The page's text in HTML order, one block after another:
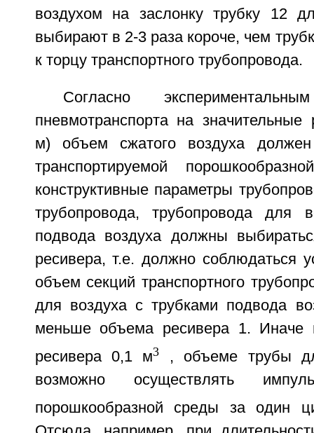
воздухом на заслонку трубку 12
выбирают в 2-3 раза короче, чем
к торцу транспортного трубопровода.
Согласно
пневмотранспорта на значительные
м) объем сжатого воздуха
транспортируемой
конструктивные параметры
трубопровода, трубопровода для
подвода воздуха должны
ресивера, т.е. должно соблюдаться
объем секций транспортного
для воздуха с трубками подвода
меньше объема ресивера 1. Иначе
ресивера 0,1 м3
, объеме трубы
возможно осуществлять
порошкообразной среды за один